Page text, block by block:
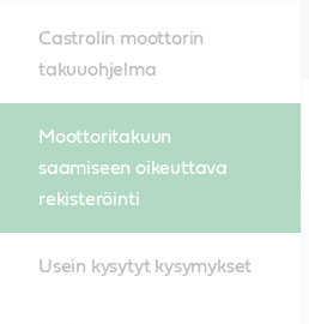
Castrolin moottorin
takuuohjelma
Moottoritakuun
saamiseen oikeuttava
rekisteröinti
Usein kysytyt kysymykset